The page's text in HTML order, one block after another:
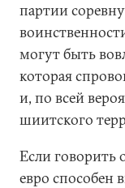
партии
могут быть
которая
и, по всей
шиитского
Если говорить
евро способен